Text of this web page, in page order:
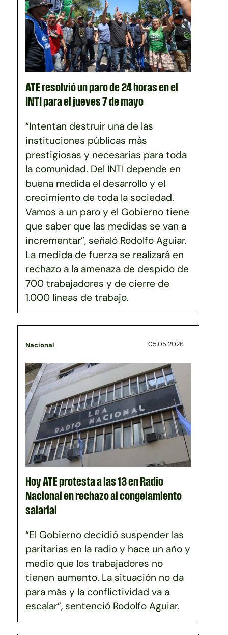
ATE resolvió un paro de 24 horas en el
INTI para el jueves 7 de mayo
“Intentan destruir una de las
instituciones públicas más
prestigiosas y necesarias para toda
la comunidad. Del INTI depende en
buena medida el desarrollo y el
crecimiento de toda la sociedad.
Vamos a un paro y el Gobierno tiene
que saber que las medidas se van a
incrementar”, señaló Rodolfo Aguiar.
La medida de fuerza se realizará en
rechazo a la amenaza de despido de
700 trabajadores y de cierre de
1.000 líneas de trabajo.
Nacional 05.05.2026
Hoy ATE protesta a las 13 en Radio
Nacional en rechazo al congelamiento
salarial
“El Gobierno decidió suspender las
paritarias en la radio y hace un año y
medio que los trabajadores no
tienen aumento. La situación no da
para más y la conflictividad va a
escalar”, sentenció Rodolfo Aguiar.